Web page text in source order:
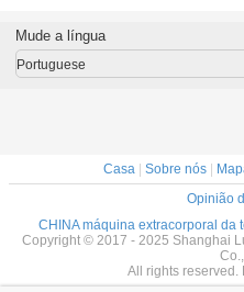
Mude a língua
Portuguese
Casa Sobre nós
Opinião
CHINA máquina extracorporal da
Copyright © 2017 - 2025 Shanghai
All rights reserved.